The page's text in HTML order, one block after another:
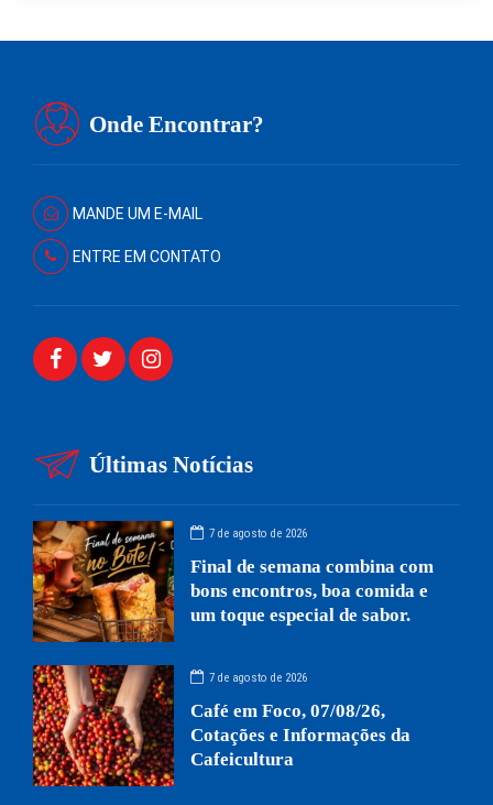
Onde Encontrar?
MANDE UM E-MAIL
ENTRE EM CONTATO
Últimas Notícias
7 de agosto de 2026
Final de semana combina com
bons encontros, boa comida e
um toque especial de sabor.
7 de agosto de 2026
Café em Foco, 07/08/26,
Cotações e Informações da
Cafeicultura